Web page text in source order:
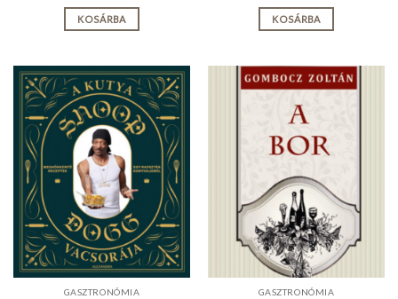
KOSÁRBA KOSÁRBA
GASZTRONÓMIA GASZTRONÓMIA